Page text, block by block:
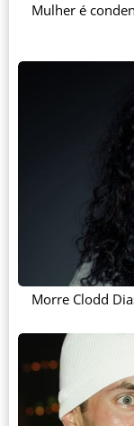
Mulher é
Morre Clodd